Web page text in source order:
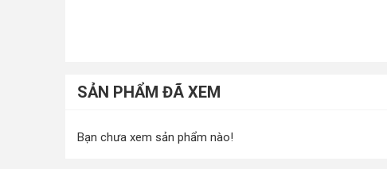
SẢN PHẨM ĐÃ XEM
Bạn chưa xem sản phẩm nào!